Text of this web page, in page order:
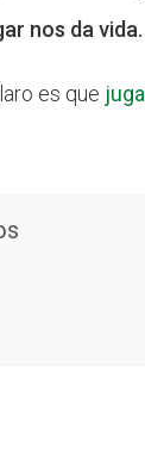
nos da vida.
es que